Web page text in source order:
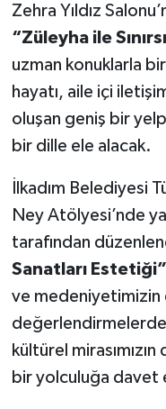
Zehra Yıldız
“Züleyha ile
uzman konuklarla
hayatı, aile içi
oluşan geniş bir
bir dille ele alacak.
İlkadım Belediyesi
Ney Atölyesi’nde
tarafından
Sanatları Estetiği”
ve medeniyetimizin
değerlendirmelerde
kültürel
bir yolculuğa davet